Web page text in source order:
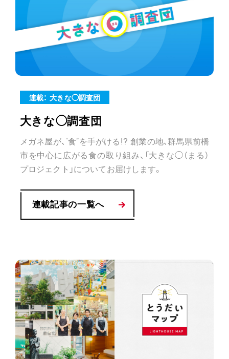
連載： 大きな◯調査団
大きな◯調査団
メガネ屋が、“食”を手がける!? 創業の地、群馬県前橋
市を中心に広がる食の取り組み、「大きな◯（まる）
プロジェクト」についてお届けします。
連載記事の一覧へ